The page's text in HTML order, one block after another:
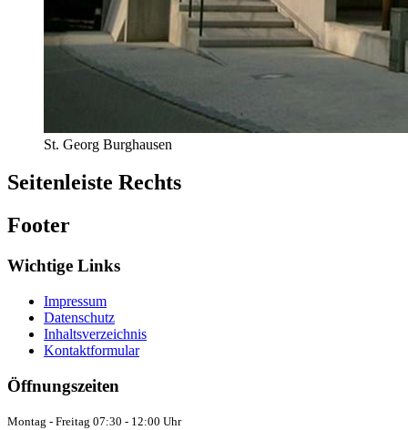
St. Georg Burghausen
Seitenleiste Rechts
Footer
Wichtige Links
Impressum
Datenschutz
Inhaltsverzeichnis
Kontaktformular
Öffnungszeiten
Montag - Freitag 07:30 - 12:00 Uhr